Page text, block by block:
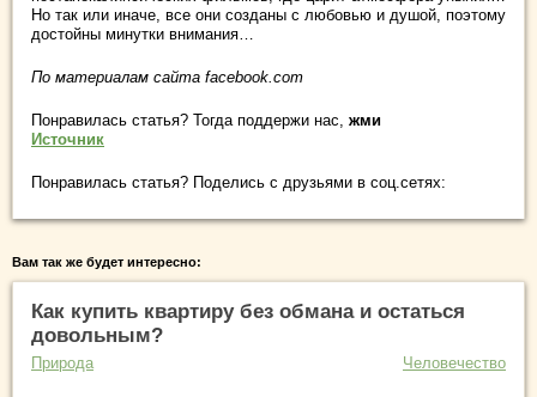
Но так или иначе, все они созданы с любовью и душой, поэтому
достойны минутки внимания…
По материалам сайта facebook.com
Понравилась статья? Тогда поддержи нас, жми
Источник
Понравилась статья? Поделись с друзьями в соц.сетях:
Вам так же будет интересно:
Как купить квартиру без обмана и остаться
довольным?
Природа Человечество